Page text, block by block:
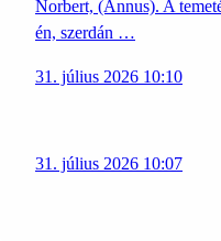
Norbert, (Annus). A
én, szerdán …
31. július 2026 10:10
31. július 2026 10:07